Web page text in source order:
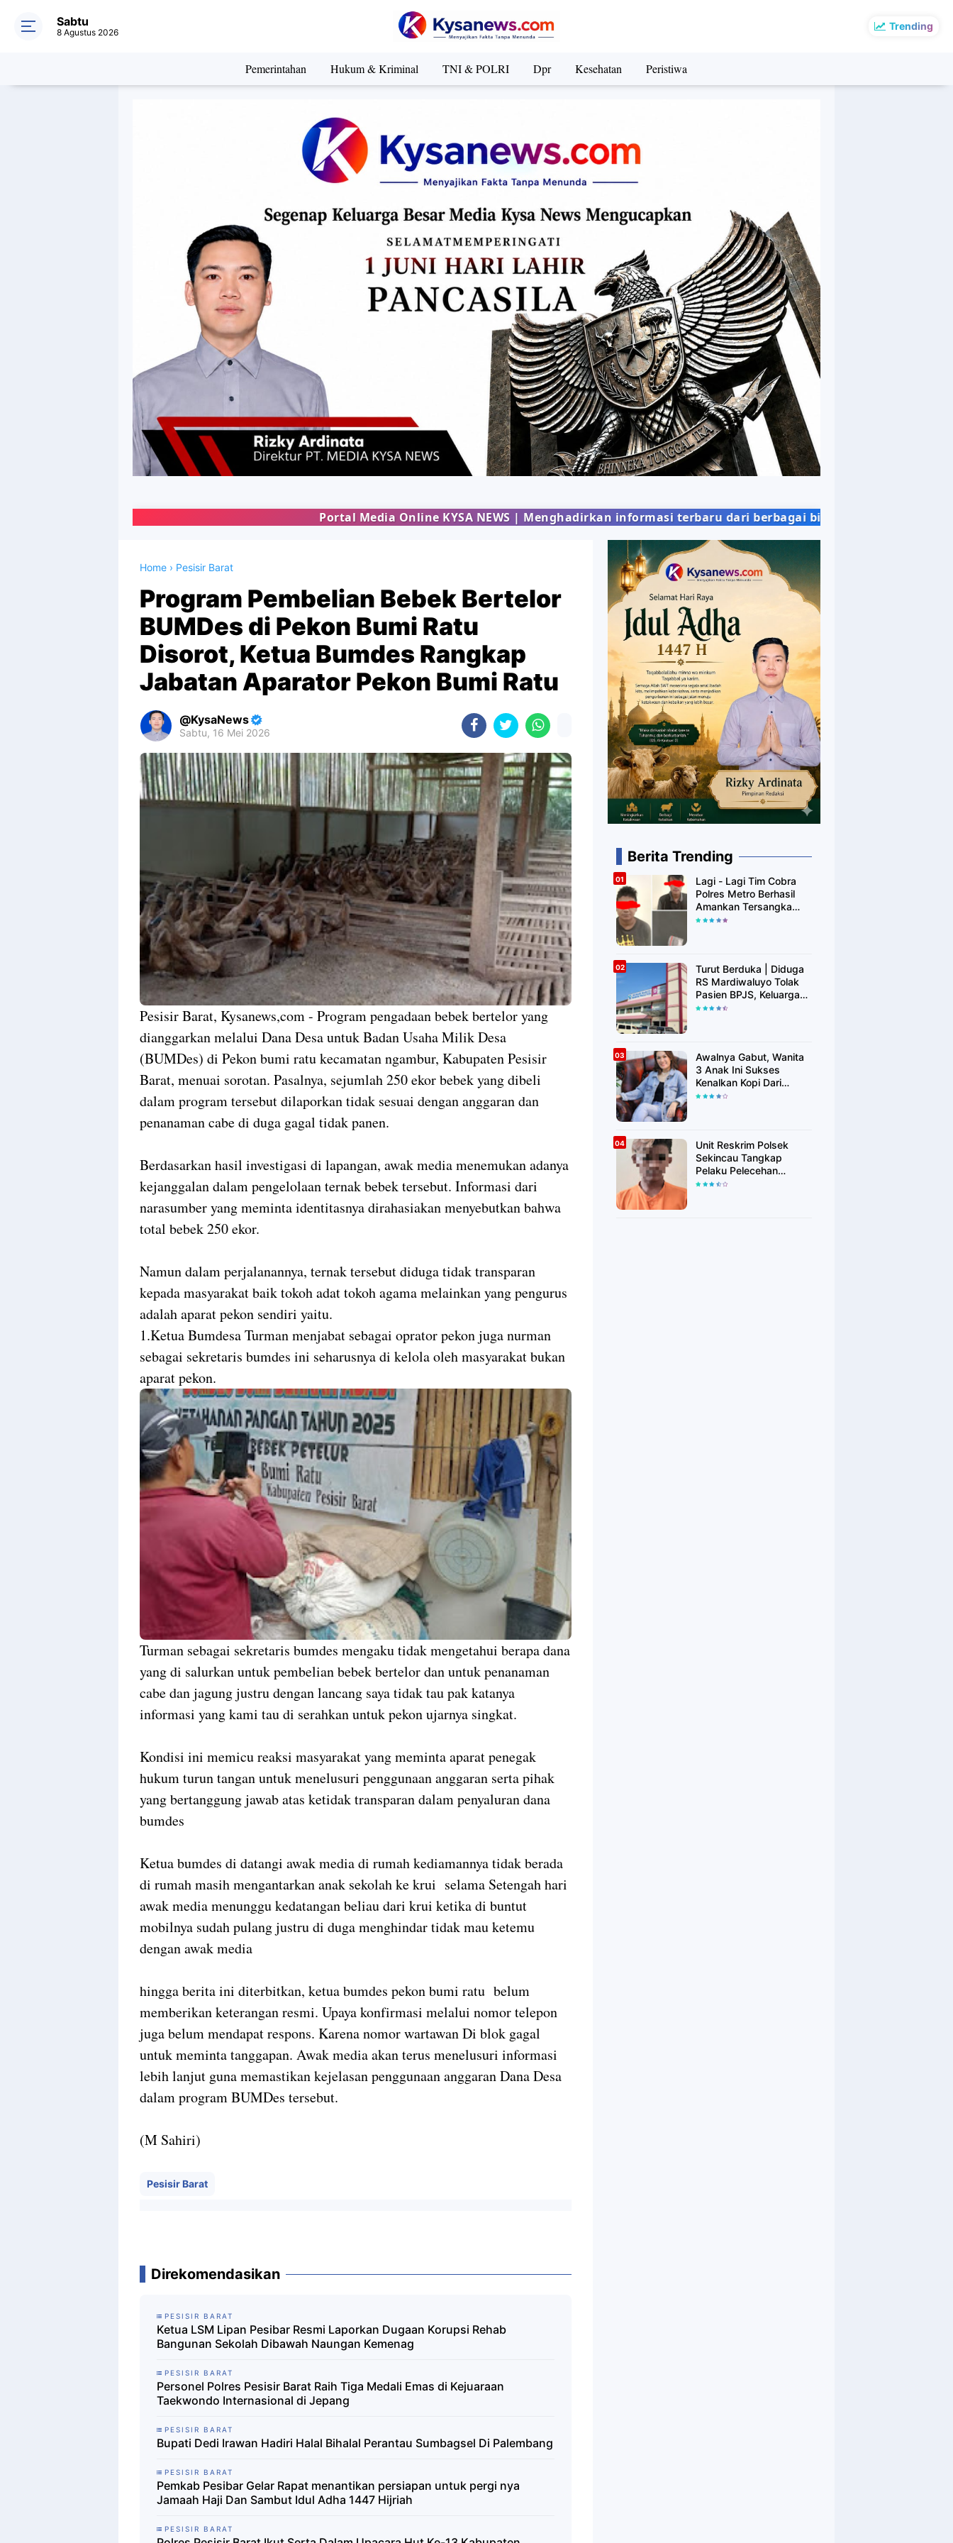
Trending
Sabtu
8 Agustus 2026
Pemerintahan Hukum & Kriminal TNI & POLRI Dpr Kesehatan Peristiwa
Portal Media Online KYSA NEWS | Menghadirkan informasi terbaru dari berbagai bidang kehidupan masyarakat dengan
Home › Pesisir Barat
Program Pembelian Bebek Bertelor
BUMDes di Pekon Bumi Ratu
Disorot, Ketua Bumdes Rangkap
Jabatan Aparator Pekon Bumi Ratu
KysaNews
Sabtu, 16 Mei 2026
Premium
By
Raushan
Design
Pesisir Barat, Kysanews,com - Program pengadaan bebek bertelor yang
dianggarkan melalui Dana Desa untuk Badan Usaha Milik Desa
(BUMDes) di Pekon bumi ratu kecamatan ngambur, Kabupaten Pesisir
Barat, menuai sorotan. Pasalnya, sejumlah 250 ekor bebek yang dibeli
dalam program tersebut dilaporkan tidak sesuai dengan anggaran dan
penanaman cabe di duga gagal tidak panen.
Berdasarkan hasil investigasi di lapangan, awak media menemukan adanya
kejanggalan dalam pengelolaan ternak bebek tersebut. Informasi dari
narasumber yang meminta identitasnya dirahasiakan menyebutkan bahwa
total bebek 250 ekor.
Namun dalam perjalanannya, ternak tersebut diduga tidak transparan
kepada masyarakat baik tokoh adat tokoh agama melainkan yang pengurus
adalah aparat pekon sendiri yaitu.
1.Ketua Bumdesa Turman menjabat sebagai oprator pekon juga nurman
sebagai sekretaris bumdes ini seharusnya di kelola oleh masyarakat bukan
aparat pekon.
Turman sebagai sekretaris bumdes mengaku tidak mengetahui berapa dana
yang di salurkan untuk pembelian bebek bertelor dan untuk penanaman
cabe dan jagung justru dengan lancang saya tidak tau pak katanya
informasi yang kami tau di serahkan untuk pekon ujarnya singkat.
Kondisi ini memicu reaksi masyarakat yang meminta aparat penegak
hukum turun tangan untuk menelusuri penggunaan anggaran serta pihak
yang bertanggung jawab atas ketidak transparan dalam penyaluran dana
bumdes
Ketua bumdes di datangi awak media di rumah kediamannya tidak berada
di rumah masih mengantarkan anak sekolah ke krui selama Setengah hari
awak media menunggu kedatangan beliau dari krui ketika di buntut
mobilnya sudah pulang justru di duga menghindar tidak mau ketemu
dengan awak media
hingga berita ini diterbitkan, ketua bumdes pekon bumi ratu belum
memberikan keterangan resmi. Upaya konfirmasi melalui nomor telepon
juga belum mendapat respons. Karena nomor wartawan Di blok gagal
untuk meminta tanggapan. Awak media akan terus menelusuri informasi
lebih lanjut guna memastikan kejelasan penggunaan anggaran Dana Desa
dalam program BUMDes tersebut.
(M Sahiri)
Pesisir Barat
Direkomendasikan
PESISIR BARAT
Ketua LSM Lipan Pesibar Resmi Laporkan Dugaan Korupsi Rehab
Bangunan Sekolah Dibawah Naungan Kemenag
PESISIR BARAT
Personel Polres Pesisir Barat Raih Tiga Medali Emas di Kejuaraan
Taekwondo Internasional di Jepang
PESISIR BARAT
Bupati Dedi Irawan Hadiri Halal Bihalal Perantau Sumbagsel Di Palembang
PESISIR BARAT
Pemkab Pesibar Gelar Rapat menantikan persiapan untuk pergi nya
Jamaah Haji Dan Sambut Idul Adha 1447 Hijriah
PESISIR BARAT
Berita Trending
Lagi - Lagi Tim Cobra
Polres Metro Berhasil
Amankan Tersangka
Yang Diduga Pengguna
Turut Berduka | Diduga
RS Mardiwaluyo Tolak
Pasien BPJS, Keluarga
Pasien: "ini Yang
Awalnya Gabut, Wanita
3 Anak Ini Sukses
Kenalkan Kopi Dari
Simalungun di Bekasi
Unit Reskrim Polsek
Sekincau Tangkap
Pelaku Pelecehan
Seksual Anak di Bawah